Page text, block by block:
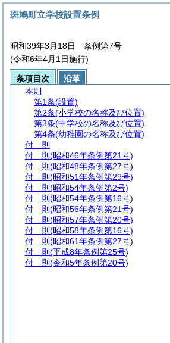
斑鳩町立学校設置条例
昭和39年3月18日 条例第7号
(令和6年4月1日施行)
条項目次
沿革
本則
第1条(設置)
第2条(小学校の名称及び位置)
第3条(中学校の名称及び位置)
第4条(幼稚園の名称及び位置)
付 則
付 則 (昭和46年条例第21号)
付 則 (昭和48年条例第27号)
付 則 (昭和51年条例第29号)
付 則 (昭和54年条例第2号)
付 則 (昭和54年条例第16号)
付 則 (昭和56年条例第21号)
付 則 (昭和57年条例第20号)
付 則 (昭和58年条例第16号)
付 則 (昭和61年条例第27号)
付 則 (平成8年条例第25号)
付 則 (令和5年条例第20号)